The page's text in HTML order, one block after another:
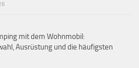
mit dem Wohnmobil:
Ausrüstung und die häufigsten